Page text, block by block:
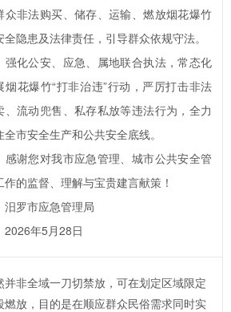
众非法购买、储存、运输、燃放烟花爆竹
全隐患及法律责任，引导群众依规守法。
公安、应急、属地联合执法，常态化
烟花爆竹“打非治违”行动，严厉打击非法
、流动兜售、私存私放等违法行为，全力
全市安全生产和公共安全底线。
您对我市应急管理、城市公共安全管
作的监督、理解与宝贵建言献策！
罗市应急管理局
年5月28日
并非全域一刀切禁放，可在划定区域限定
燃放，目的是在顺应群众民俗需求同时实